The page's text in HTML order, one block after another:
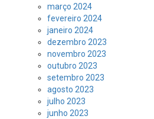
março 2024
fevereiro 2024
janeiro 2024
dezembro 2023
novembro 2023
outubro 2023
setembro 2023
agosto 2023
julho 2023
junho 2023